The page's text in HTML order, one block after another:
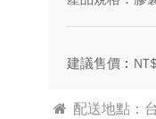
建議售價︰NT$
配送地點：